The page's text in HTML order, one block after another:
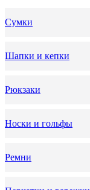
Сумки
Шапки и кепки
Рюкзаки
Носки и гольфы
Ремни